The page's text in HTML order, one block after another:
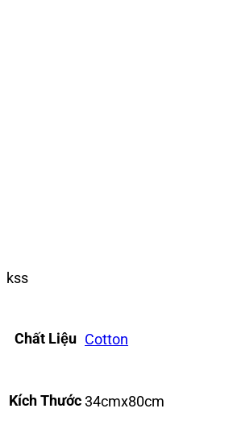
kss
Chất Liệu Cotton
Kích Thước34cmx80cm